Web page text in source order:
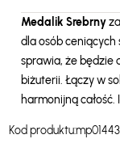
Medalik Srebrny
dla osób
sprawia, że będzie
biżuterii. Łączy w
harmonijną
Kod produktu: